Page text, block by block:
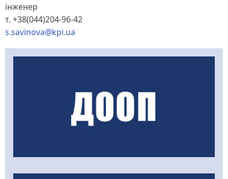
інженер
т. +38(044)204-96-42
s.savinova@kpi.ua